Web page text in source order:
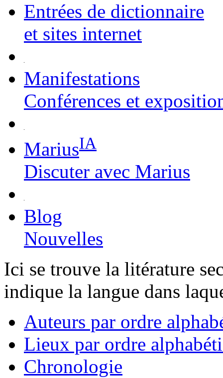
Entrées de dictionnaire
et sites internet
Manifestations
Conférences et
MariusIA
Discuter avec Marius
Blog
Nouvelles
Ici se trouve la litérature
indique la langue dans
Auteurs par ordre
Lieux par ordre
Chronologie